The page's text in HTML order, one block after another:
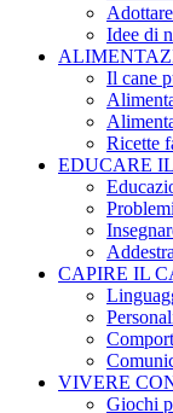
Idee di
Il cane
Ricette
EDUCARE
CAPIRE IL
VIVERE
Giochi